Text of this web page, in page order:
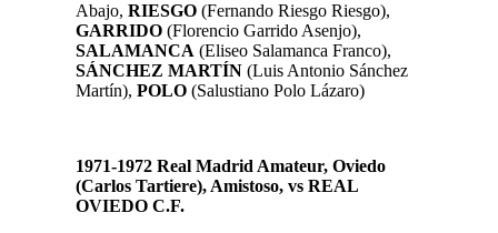
Abajo, RIESGO (Fernando Riesgo Riesgo),
GARRIDO (Florencio Garrido Asenjo),
SALAMANCA (Eliseo Salamanca Franco),
SÁNCHEZ MARTÍN (Luis Antonio Sánchez
Martín), POLO (Salustiano Polo Lázaro)
1971-1972 Real Madrid Amateur, Oviedo
(Carlos Tartiere), Amistoso, vs REAL
OVIEDO C.F.